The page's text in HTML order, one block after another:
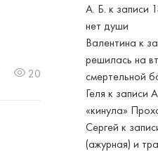
А. Б. к записи
нет души
Валентина к
решилась на
смертельной
Геля к записи
«кинула»
Сергей к
(ажурная) и
20